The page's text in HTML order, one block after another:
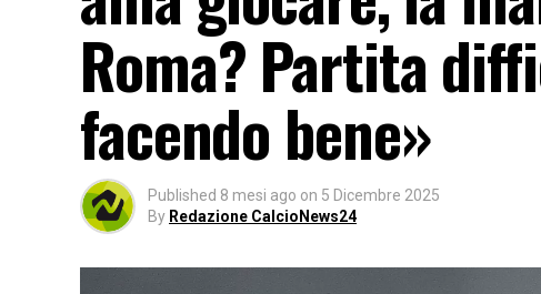
Roma? Partita
facendo bene»
Published 8 mesi ago on 5 Dicembre 2025
By Redazione CalcioNews24